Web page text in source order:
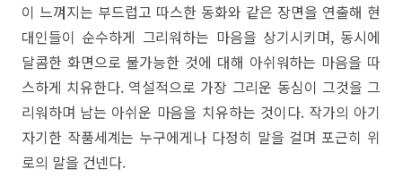
이 느껴지는 부드럽고 따스한 동화와 같은 장면을 연출해 현
대인들이 순수하게 그리워하는 마음을 상기시키며, 동시에
달콤한 화면으로 불가능한 것에 대해 아쉬워하는 마음을 따
스하게 치유한다. 역설적으로 가장 그리운 동심이 그것을 그
리워하며 남는 아쉬운 마음을 치유하는 것이다. 작가의 아기
자기한 작품세계는 누구에게나 다정히 말을 걸며 포근히 위
로의 말을 건넨다.